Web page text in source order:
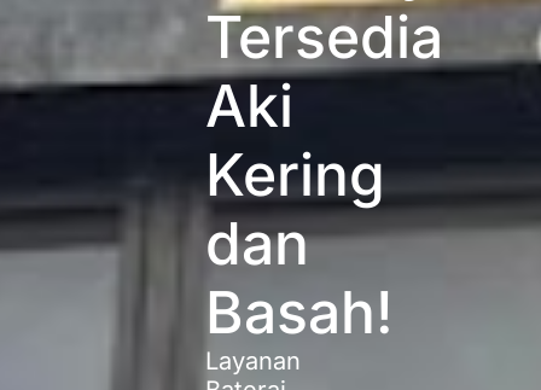
Tersedia
Aki
Kering
dan
Basah!
Layanan